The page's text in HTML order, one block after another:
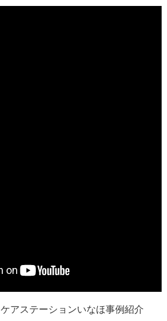
ケアステーションいなほ事例紹介